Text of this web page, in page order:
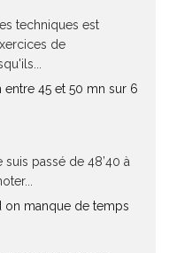
techniques est
de
entre 45 et 50 mn sur 6
suis passé de 48’40 à
on manque de temps